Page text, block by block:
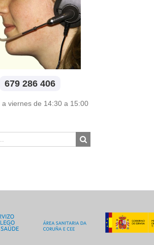
679 286 406
a viernes de 14:30 a 15:00